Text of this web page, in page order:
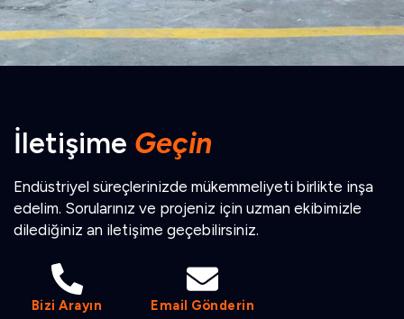
İletişime Geçin
Endüstriyel süreçlerinizde mükemmeliyeti birlikte inşa
edelim. Sorularınız ve projeniz için uzman ekibimizle
dilediğiniz an iletişime geçebilirsiniz.
Bizi Arayın
Email Gönderin